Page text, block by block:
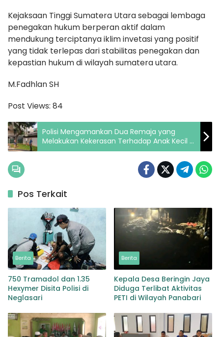
Kejaksaan Tinggi Sumatera Utara sebagai lembaga
penegakan hukum berperan aktif dalam
mendukung terciptanya iklim invetasi yang positif
yang tidak terlepas dari stabilitas penegakan dan
kepastian hukum di wilayah sumatera utara.
M.Fadhlan SH
Post Views: 84
Polisi Mengamankan Dua Remaja yang
Melakukan Kekerasan Terhadap Anak Kecil di
Senen Satu Ditahan
Pos Terkait
Berita
750 Tramadol dan 1.35
Hexymer Disita Polisi di
Neglasari
Berita
Kepala Desa Beringin Jaya
Diduga Terlibat Aktivitas
PETI di Wilayah Panabari